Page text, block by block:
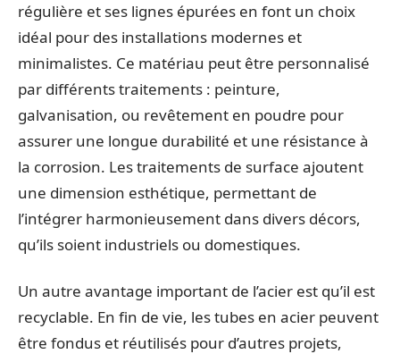
régulière et ses lignes épurées en font un choix
idéal pour des installations modernes et
minimalistes. Ce matériau peut être personnalisé
par différents traitements : peinture,
galvanisation, ou revêtement en poudre pour
assurer une longue durabilité et une résistance à
la corrosion. Les traitements de surface ajoutent
une dimension esthétique, permettant de
l’intégrer harmonieusement dans divers décors,
qu’ils soient industriels ou domestiques.
Un autre avantage important de l’acier est qu’il est
recyclable. En fin de vie, les tubes en acier peuvent
être fondus et réutilisés pour d’autres projets,